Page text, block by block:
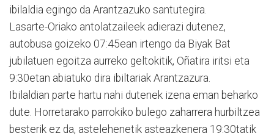
ibilaldia egingo da Arantzazuko santutegira.
Lasarte-Oriako antolatzaileek adierazi dutenez,
autobusa goizeko 07:45ean irtengo da Biyak Bat
jubilatuen egoitza aurreko geltokitik, Oñatira iritsi eta
9:30etan abiatuko dira ibiltariak Arantzazura.
Ibilaldian parte hartu nahi dutenek izena eman beharko
dute. Horretarako parrokiko bulego zaharrera hurbiltzea
besterik ez da, astelehenetik asteazkenera 19:30tatik